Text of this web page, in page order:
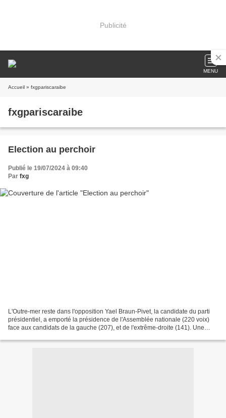
Publicité
MENU
Accueil » fxgpariscaraibe
fxgpariscaraibe
Election au perchoir
Publié le 19/07/2024 à 09:40
Par fxg
L'Outre-mer reste dans l'opposition Yael Braun-Pivet, la candidate du parti
présidentiel, a emporté la présidence de l'Assemblée nationale (220 voix)
face aux candidats de la gauche (207), et de l'extrême-droite (141). Une